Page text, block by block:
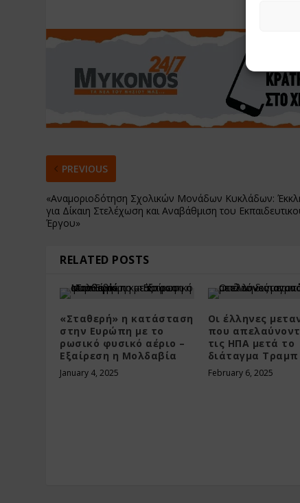
PREVIOUS
«Αναμοριοδότηση Σχολικών Μονάδων Κυκλάδων:
για Δίκαιη Στελέχωση και Αναβάθμιση του
Έργου»
RELATED POSTS
«Σταθερή» η κατάσταση
στην Ευρώπη με το
ρωσικό φυσικό αέριο –
Εξαίρεση η Μολδαβία
January 4, 2025
Οι έλληνες
που
τις ΗΠΑ μετά το
διάταγμα Τραμπ
February 6, 2025